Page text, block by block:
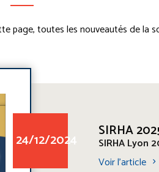
page, toutes les nouveautés de la
24/12/2024 SIRHA
SIRHA Lyon
Voir l'article